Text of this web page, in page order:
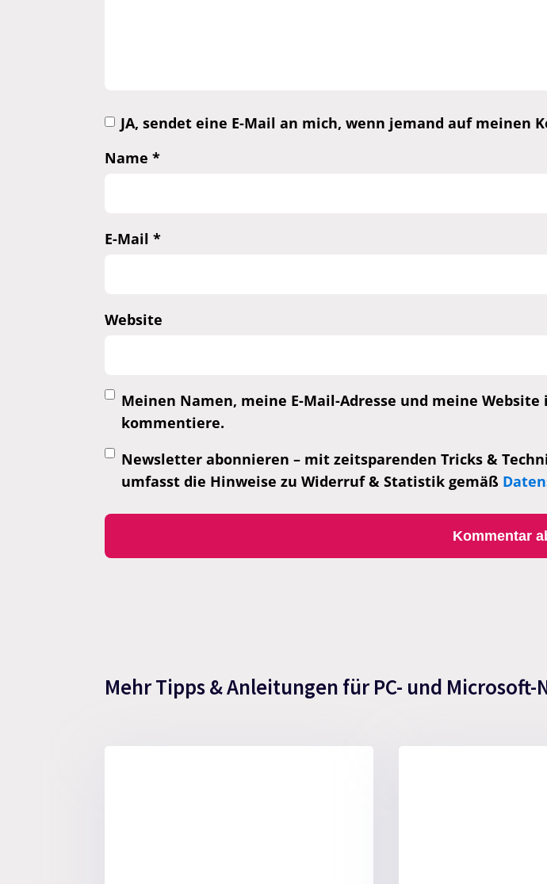
JA, sendet eine E-Mail an mich, wenn jemand auf meinen
Name *
E-Mail *
Website
Meinen Namen, meine E-Mail-Adresse und meine
kommentiere.
Newsletter abonnieren – mit zeitsparenden Tricks &
umfasst die Hinweise zu Widerruf & Statistik gemäß
Mehr Tipps & Anleitungen für PC- und Microsoft-